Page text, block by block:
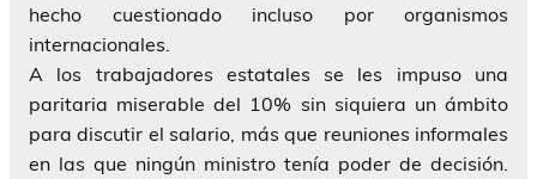
hecho cuestionado incluso por organismos
internacionales.
A los trabajadores estatales se les impuso una
paritaria miserable del 10% sin siquiera un ámbito
para discutir el salario, más que reuniones informales
en las que ningún ministro tenía poder de decisión.